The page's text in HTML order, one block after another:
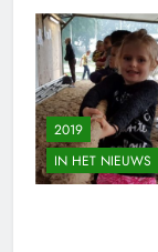
2019
IN HET NIEUWS